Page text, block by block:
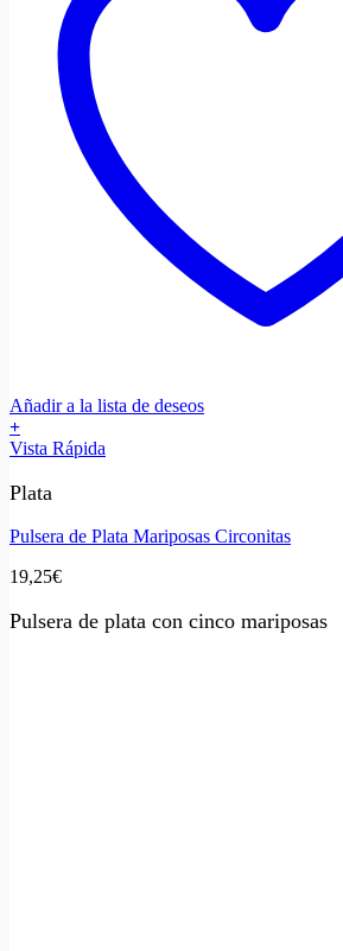
Añadir a la lista de deseos
+
Vista Rápida
Plata
Pulsera de Plata Mariposas Circonitas
19,25€
Pulsera de plata con cinco mariposas